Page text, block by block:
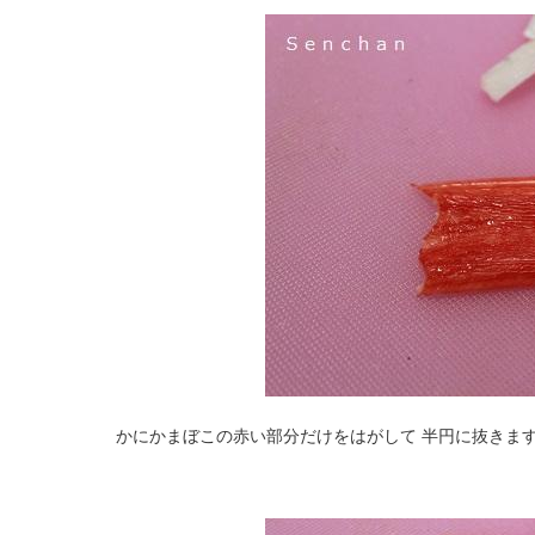
かにかまぼこの赤い部分だけをはがして 半円に抜きま